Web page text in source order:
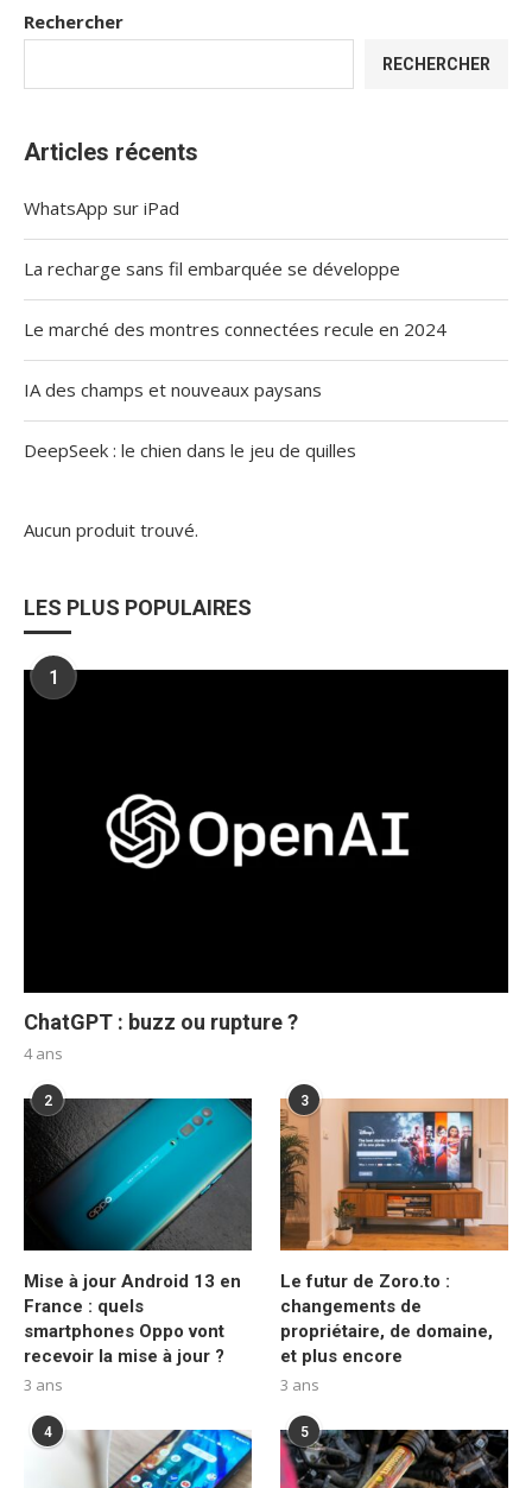
Rechercher
RECHERCHER
Articles récents
WhatsApp sur iPad
La recharge sans fil embarquée se développe
Le marché des montres connectées recule en 2024
IA des champs et nouveaux paysans
DeepSeek : le chien dans le jeu de quilles
Aucun produit trouvé.
LES PLUS POPULAIRES
1
ChatGPT : buzz ou rupture ?
4 ans
2
Mise à jour Android 13 en
France : quels
smartphones Oppo vont
recevoir la mise à jour ?
3 ans
3
Le futur de Zoro.to :
changements de
propriétaire, de domaine,
et plus encore
3 ans
4 5